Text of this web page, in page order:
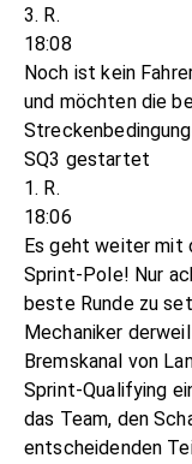
3. R.
18:08
Noch ist kein
und möchten die
SQ3 gestartet
1. R.
18:06
Es geht weiter mit
Sprint-Pole! Nur
beste Runde zu
Mechaniker
Bremskanal von
Sprint-Qualifying
das Team, den
entscheidenden